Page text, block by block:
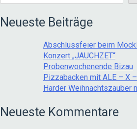
Neueste Beiträge
Abschlussfeier beim
Konzert „JAUCHZET“
Probenwochenende Bizau
Pizzabacken mit ALE – X
Harder Weihnachtszauber
Neueste Kommentare